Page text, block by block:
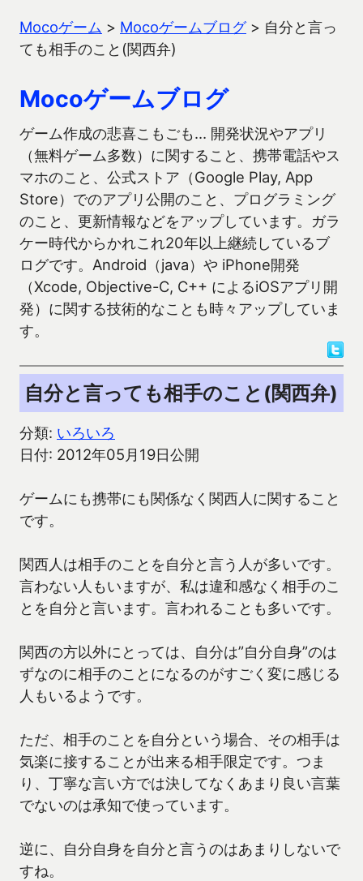
Mocoゲーム > Mocoゲームブログ> 自分と言っ
ても相手のこと(関西弁)
Mocoゲームブログ
ゲーム作成の悲喜こもごも… 開発状況やアプリ
（無料ゲーム多数）に関すること、携帯電話やス
マホのこと、公式ストア（Google Play, App
Store）でのアプリ公開のこと、プログラミング
のこと、更新情報などをアップしています。ガラ
ケー時代からかれこれ20年以上継続しているブ
ログです。Android（java）や iPhone開発
（Xcode, Objective-C, C++ によるiOSアプリ開
発）に関する技術的なことも時々アップしていま
す。
自分と言っても相手のこと(関西弁)
分類: いろいろ
日付: 2012年05月19日公開
ゲームにも携帯にも関係なく関西人に関すること
です。
関西人は相手のことを自分と言う人が多いです。
言わない人もいますが、私は違和感なく相手のこ
とを自分と言います。言われることも多いです。
関西の方以外にとっては、自分は”自分自身”のは
ずなのに相手のことになるのがすごく変に感じる
人もいるようです。
ただ、相手のことを自分という場合、その相手は
気楽に接することが出来る相手限定です。つま
り、丁寧な言い方では決してなくあまり良い言葉
でないのは承知で使っています。
逆に、自分自身を自分と言うのはあまりしないで
すね。